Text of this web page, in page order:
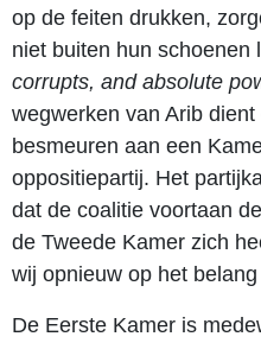
op de feiten drukken,
niet buiten hun schoenen
corrupts, and absolute
wegwerken van Arib
besmeuren aan een
oppositiepartij. Het
dat de coalitie voortaan
de Tweede Kamer zich
wij opnieuw op het
De Eerste Kamer is